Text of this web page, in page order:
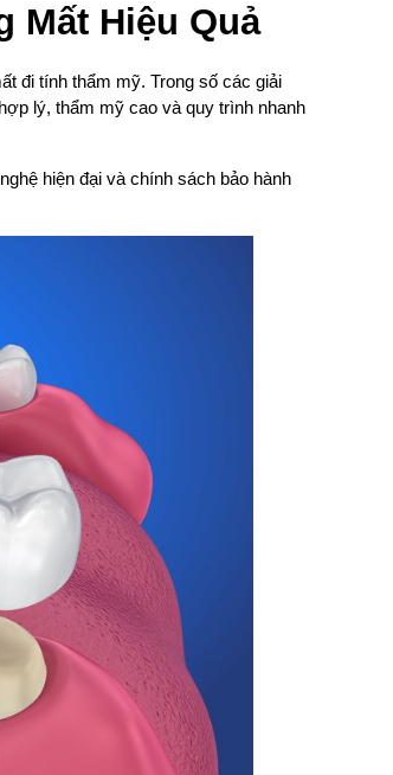
Mất Hiệu Quả
đi tính thẩm mỹ. Trong số các giải
lý, thẩm mỹ cao và quy trình nhanh
hiện đại và chính sách bảo hành